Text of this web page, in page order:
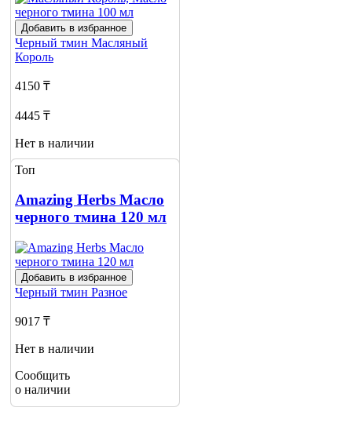
Добавить в избранное
Черный тмин Масляный
Король
4150 ₸
4445 ₸
Нет в наличии
Сообщить
Топ
Amazing Herbs Масло
черного тмина 120 мл
Добавить в избранное
Черный тмин Разное
9017 ₸
Нет в наличии
Сообщить
о наличии